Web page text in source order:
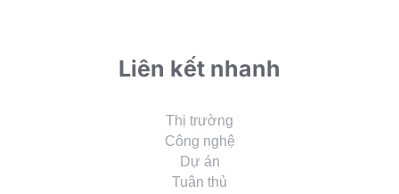
Liên kết nhanh
Thị trường
Công nghệ
Dự án
Tuân thủ